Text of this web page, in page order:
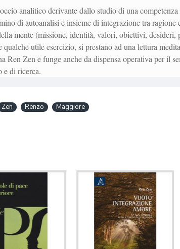
analitico derivante dallo studio di una
di autoanalisi e insieme di integrazione tra
mente (missione, identità, valori, obiettivi,
utile esercizio, si prestano ad una lettura
Zen e funge anche da dispensa operativa per il
e di ricerca.
Zen Renzo Maggiore